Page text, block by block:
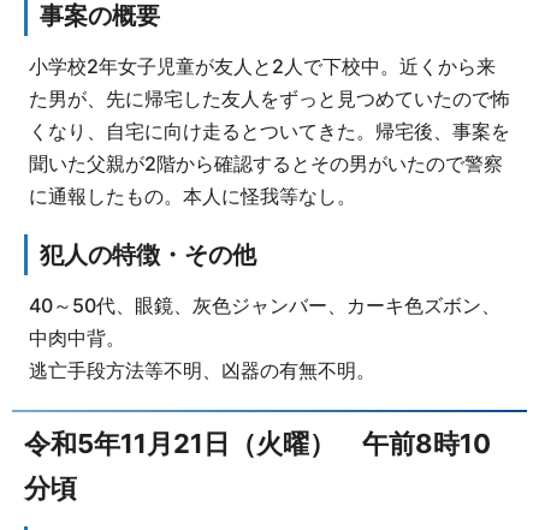
事案の概要
小学校2年女子児童が友人と2人で下校中。近くから来
た男が、先に帰宅した友人をずっと見つめていたので怖
くなり、自宅に向け走るとついてきた。帰宅後、事案を
聞いた父親が2階から確認するとその男がいたので警察
に通報したもの。本人に怪我等なし。
犯人の特徴・その他
40～50代、眼鏡、灰色ジャンバー、カーキ色ズボン、
中肉中背。
逃亡手段方法等不明、凶器の有無不明。
令和5年11月21日（火曜） 午前8時10
分頃